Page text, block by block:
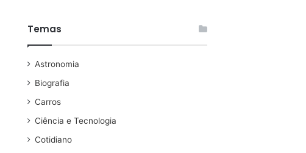
Temas
Astronomia
Biografia
Carros
Ciência e Tecnologia
Cotidiano